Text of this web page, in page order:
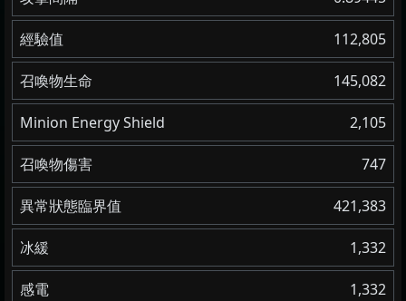
經驗值 112,805
召喚物生命 145,082
Minion Energy Shield 2,105
召喚物傷害 747
異常狀態臨界值 421,383
冰緩 1,332
感電 1,332